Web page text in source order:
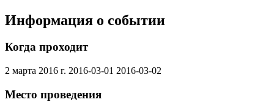
Информация о событии
Когда проходит
2 марта 2016 г. 2016-03-01 2016-03-02
Место проведения